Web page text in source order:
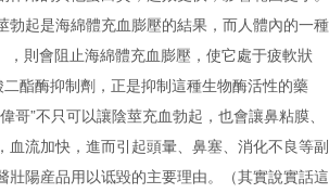
勃起是海綿體充血膨壓的結果，而人體內的一種
，則會阻止海綿體充血膨壓，使它處于疲軟狀
二酯酶抑制劑，正是抑制這種生物酶活性的藥
哥”不只可以讓陰莖充血勃起，也會讓鼻粘膜、
血流加快，進而引起頭暈、鼻塞、消化不良等副
壯陽産品用以诋毀的主要理由。（其實說實話這